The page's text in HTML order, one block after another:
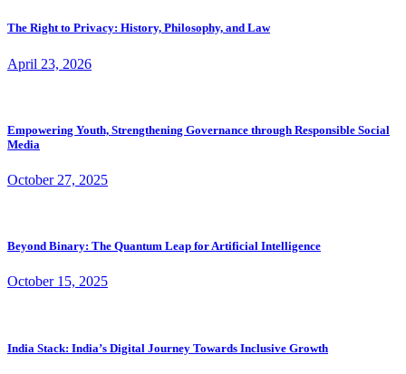
The Right to Privacy: History, Philosophy, and Law
April 23, 2026
Empowering Youth, Strengthening Governance through Responsible Social
Media
October 27, 2025
Beyond Binary: The Quantum Leap for Artificial Intelligence
October 15, 2025
India Stack: India’s Digital Journey Towards Inclusive Growth